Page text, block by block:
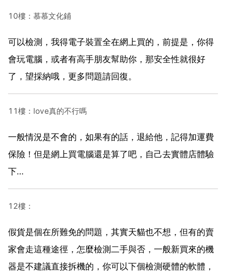
10樓：慕慕文化鋪
可以檢測，我得電子裝置全在網上買的，前提是，你得
會玩電腦，或者有高手朋友幫助你，那安全性就很好
了，望採納哦，更多問題請回復。
11樓：love真的不行嗎
一般情況是不會的，如果有的話，退給他，記得加運費
保險！但是網上買電腦還是算了吧，自己去實體店體驗
下…
12樓：
假貨是個在所難免的問題，其實天貓也不想，但有的賣
家會走這種途徑，怎麼檢測二手與否，一般新買來的機
器是不建議直接拆機的，你可以下個檢測硬體的軟體，